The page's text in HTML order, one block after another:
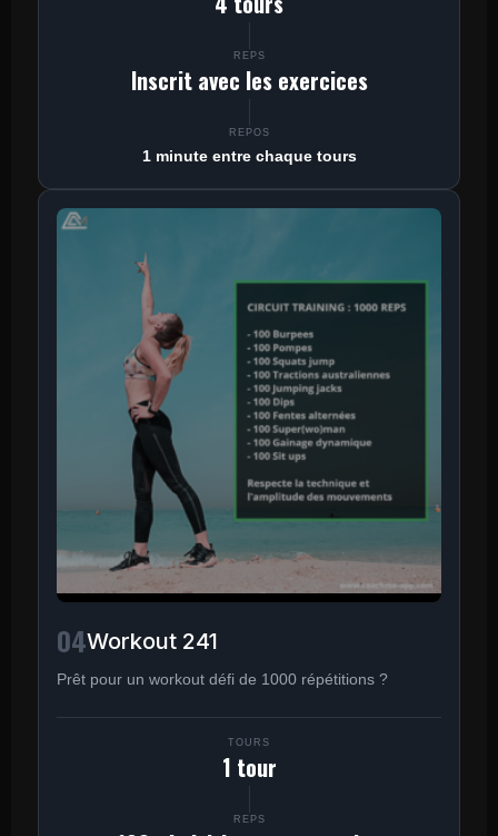
REPS
Inscrit avec les exercices
REPOS
1 minute entre chaque tours
04Workout 241
Prêt pour un workout défi de 1000 répétitions ?
TOURS
1 tour
REPS